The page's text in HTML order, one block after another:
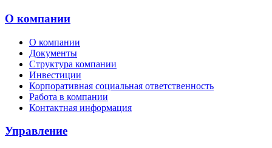
О компании
О компании
Документы
Структура компании
Инвестиции
Корпоративная социальная ответственность
Работа в компании
Контактная информация
Управление